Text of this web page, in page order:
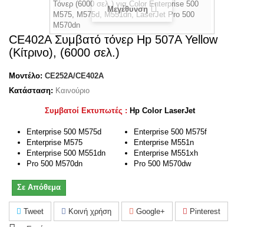
Μεγέθυνση
CE402A Συμβατό τόνερ Hp 507A Yellow
(Κίτρινο), (6000 σελ.)
Μοντέλο: CE252A/CE402A
Κατάσταση: Καινούριο
Συμβατοί Εκτυπωτές : Hp Color LaserJet
Enterprise 500 M575d
Enterprise M575
Enterprise 500 M551dn
Pro 500 M570dn
Enterprise 500 M575f
Enterprise M551n
Enterprise M551xh
Pro 500 M570dw
Σε Απόθεμα
Tweet Κοινή χρήση Google+
Pinterest